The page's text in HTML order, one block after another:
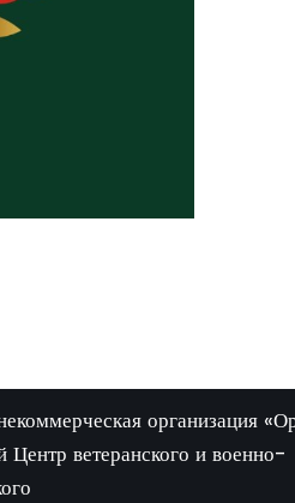
организация
Центр ветеранского и военно-